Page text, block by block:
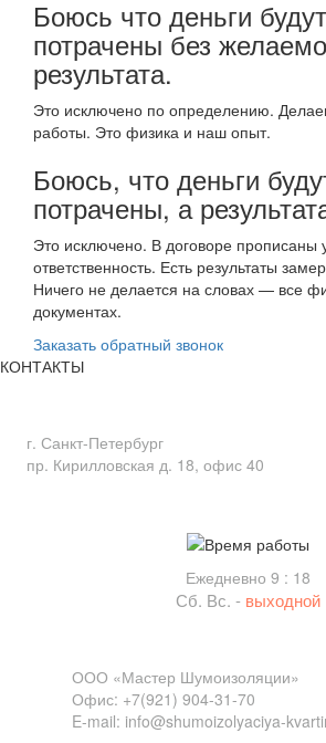
Боюсь что деньги будут
потрачены без
результата.
Это исключено по определению.
работы. Это физика и наш опыт.
Боюсь, что деньги
потрачены, а
Это исключено. В договоре прописаны
ответственность. Есть результаты
Ничего не делается на словах — все
документах.
Заказать обратный звонок
КОНТАКТЫ
г. Санкт-Петербург
пр. Кирилловская д. 18, офис 40
Ежедневно 9 : 18
Сб. Вс. - выходной
ООО «Мастер Шумоизоляции»
Офис: +7(921) 904-31-70
E-mail: info@shumoizolyaciya-